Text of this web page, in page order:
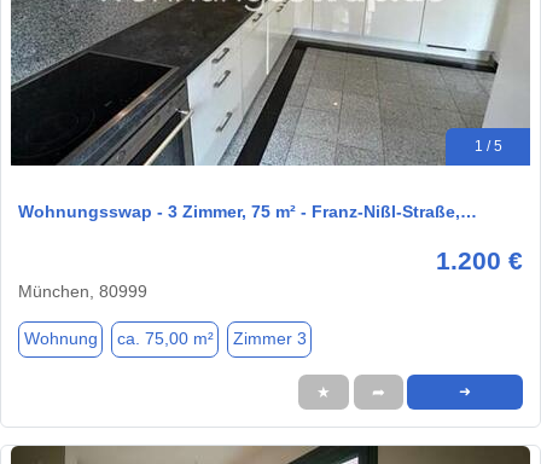
1 / 5
Wohnungsswap - 3 Zimmer, 75 m² - Franz-Nißl-Straße,…
1.200 €
München, 80999
Wohnung ca. 75,00 m² Zimmer 3
★ ➦ ➜